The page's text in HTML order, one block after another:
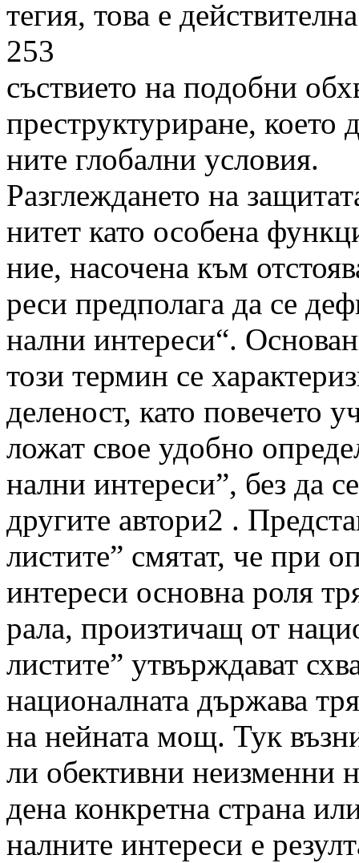
тегия, това е
253
съствието на подобни
преструктуриране, което
ните глобални условия.
Разглеждането на
нитет като особена
ние, насочена към
реси предполага да се
нални интереси“.
този термин се
деленост, като повечето
ложат свое удобно
нални интереси”, без да
другите автори2 .
листите” смятат, че при
интереси основна роля
рала, произтичащ от
листите” утвърждават
националната държава
на нейната мощ. Тук
ли обективни неизменни
дена конкретна страна
налните интереси е